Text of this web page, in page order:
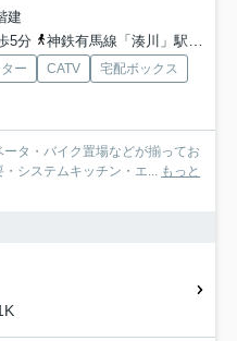
建
5分
神鉄有馬線「湊川」駅 徒歩6分
ー CATV
宅配ボックス
タ・バイク置場などが揃ってお
システムキッチン・エ...
もっと